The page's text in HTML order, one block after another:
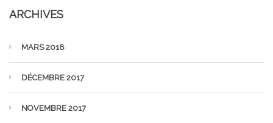
ARCHIVES
MARS 2018
DÉCEMBRE 2017
NOVEMBRE 2017